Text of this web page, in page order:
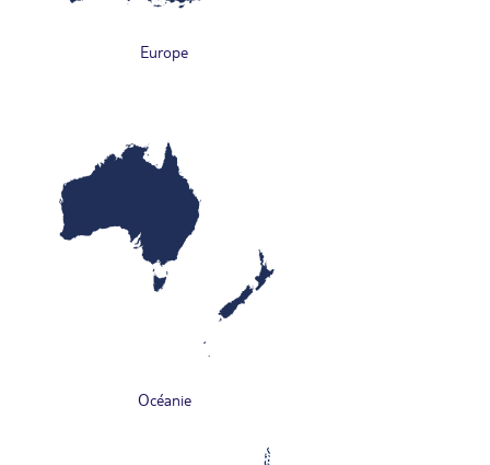
Europe
Océanie